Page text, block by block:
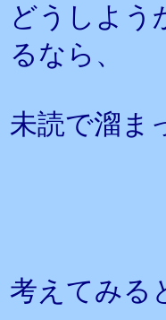
どうしよう
るなら、
未読で溜ま
考えてみる